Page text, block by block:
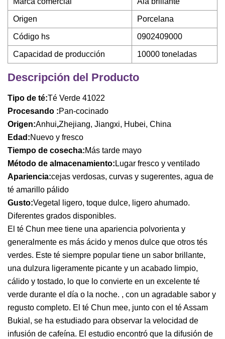
Origen Porcelana
Código hs 0902409000
Capacidad de producción 10000 toneladas
Descripción del Producto
Tipo de té:Té Verde 41022
Procesando :Pan-cocinado
Origen:Anhui,Zhejiang, Jiangxi, Hubei, China
Edad:Nuevo y fresco
Tiempo de cosecha:Más tarde mayo
Método de almacenamiento: Lugar fresco y ventilado
Apariencia:cejas verdosas, curvas y sugerentes, agua de
té amarillo pálido
Gusto:Vegetal ligero, toque dulce, ligero ahumado.
Diferentes grados disponibles.
El té Chun mee tiene una apariencia polvorienta y
generalmente es más ácido y menos dulce que otros tés
verdes. Este té siempre popular tiene un sabor brillante,
una dulzura ligeramente picante y un acabado limpio,
cálido y tostado, lo que lo convierte en un excelente té
verde durante el día o la noche. , con un agradable sabor y
regusto completo. El té Chun mee, junto con el té Assam
Bukial, se ha estudiado para observar la velocidad de
infusión de cafeína. El estudio encontró que la difusión de